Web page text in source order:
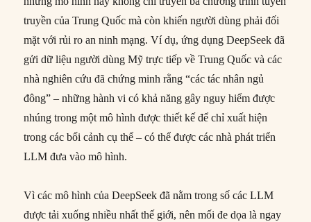
truyền của Trung Quốc mà còn khiến người dùng phải đối
mặt với rủi ro an ninh mạng. Ví dụ, ứng dụng DeepSeek đã
gửi dữ liệu người dùng Mỹ trực tiếp về Trung Quốc và các
nhà nghiên cứu đã chứng minh rằng “các tác nhân ngủ
đông” – những hành vi có khả năng gây nguy hiểm được
nhúng trong một mô hình được thiết kế để chỉ xuất hiện
trong các bối cảnh cụ thể – có thể được các nhà phát triển
LLM đưa vào mô hình.
Vì các mô hình của DeepSeek đã nằm trong số các LLM
được tải xuống nhiều nhất thế giới, nên mối đe dọa là ngay